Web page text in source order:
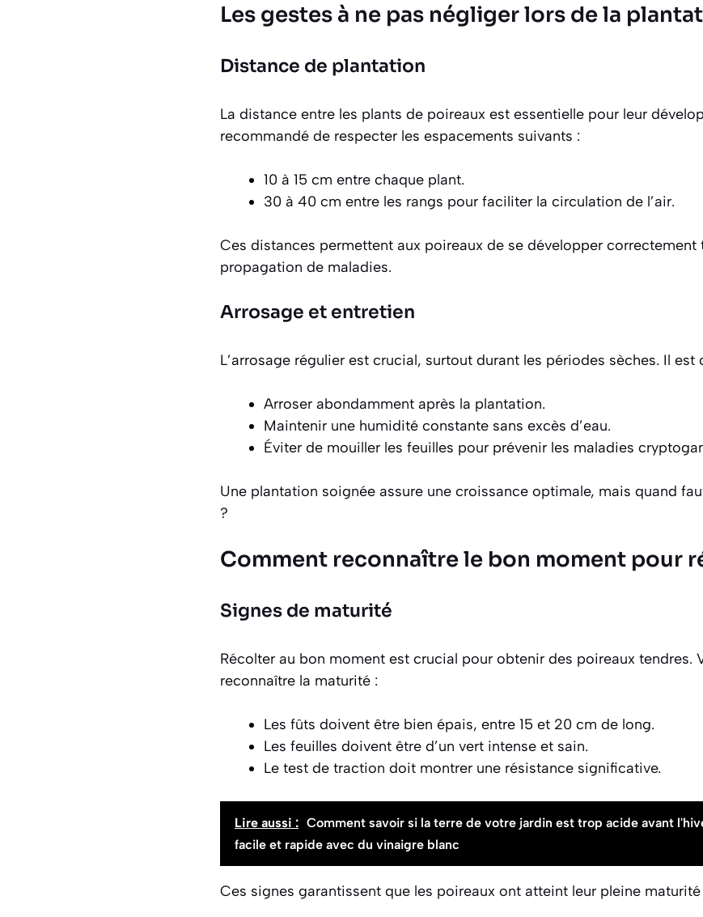
Les gestes à ne pas négliger lors de la
Distance de plantation
La distance entre les plants de poireaux est essentielle pour leur
recommandé de respecter les espacements suivants :
10 à 15 cm entre chaque plant.
30 à 40 cm entre les rangs pour faciliter la circulation de l’air.
Ces distances permettent aux poireaux de se développer correctement
propagation de maladies.
Arrosage et entretien
L’arrosage régulier est crucial, surtout durant les périodes sèches. Il est
Arroser abondamment après la plantation.
Maintenir une humidité constante sans excès d’eau.
Éviter de mouiller les feuilles pour prévenir les maladies
Une plantation soignée assure une croissance optimale, mais quand
?
Comment reconnaître le bon moment pour
Signes de maturité
Récolter au bon moment est crucial pour obtenir des poireaux tendres.
reconnaître la maturité :
Les fûts doivent être bien épais, entre 15 et 20 cm de long.
Les feuilles doivent être d’un vert intense et sain.
Le test de traction doit montrer une résistance significative.
Lire aussi : Comment savoir si la terre de votre jardin est trop acide avant
facile et rapide avec du vinaigre blanc
Ces signes garantissent que les poireaux ont atteint leur pleine